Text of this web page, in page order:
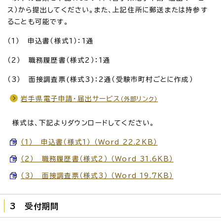
ス）から提出してください。また、上記住所に郵送または持参す
ることも可能です。
（1） 申込書（様式1）：1通
（2） 職務履歴書（様式2）：1通
（3） 面接調査票(様式3)：2通（受験市町村ごとに作成）
岩手県電子申請・届出サービス （外部リンク）
様式は、下記よりダウンロードしてください。
（1） 申込書（様式1） （Word 22.2KB）
（2） 職務履歴書（様式2） （Word 31.6KB）
（3） 面接調査票（様式3） （Word 19.7KB）
3 受付期間